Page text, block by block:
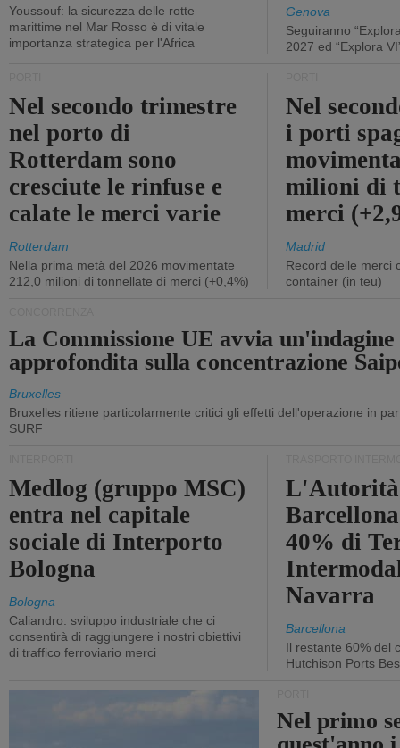
Youssouf: la sicurezza delle rotte
marittime nel Mar Rosso è di vitale
importanza strategica per l'Africa
Genova
Seguiranno
2027 ed “Explora
Nel secondo trimestre
nel porto di
Rotterdam sono
cresciute le rinfuse e
calate le merci varie
Rotterdam
Nella prima metà del 2026 movimentate
212,0 milioni di tonnellate di merci (+0,4%)
Nel
i porti
milioni di
merci
Madrid
Record delle merci
container (in teu)
La Commissione UE avvia un'indagine
approfondita sulla concentrazione
Bruxelles
Bruxelles ritiene particolarmente critici gli effetti dell'operazione in
SURF
Medlog (gruppo MSC)
entra nel capitale
sociale di Interporto
Bologna
Bologna
Caliandro: sviluppo industriale che ci
consentirà di raggiungere i nostri obiettivi
di traffico ferroviario merci
40% di
Navarra
Barcellona
Il restante 60% del
Hutchison Ports
Nel primo